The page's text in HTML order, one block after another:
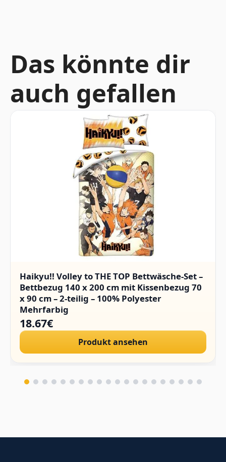
Das könnte dir
auch gefallen
Haikyu!! Volley to THE TOP Bettwäsche-Set –
Bettbezug 140 x 200 cm mit Kissenbezug 70
x 90 cm – 2-teilig – 100% Polyester
Mehrfarbig
18.67€
Produkt ansehen